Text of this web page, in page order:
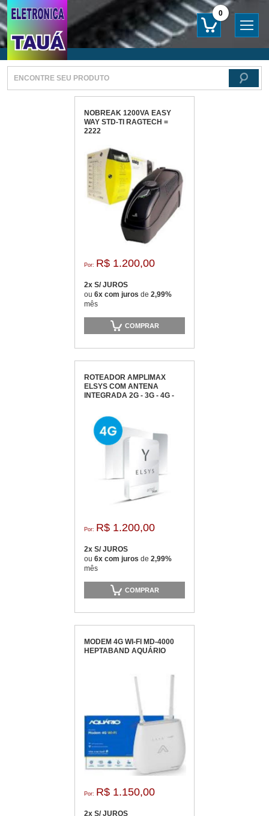
0
NOBREAK 1200VA EASY
WAY STD-TI RAGTECH =
2222
Por: R$ 1.200,00
2x S/ JUROS
ou 6x com juros de 2,99%
mês
COMPRAR
ROTEADOR AMPLIMAX
ELSYS COM ANTENA
INTEGRADA 2G - 3G - 4G -
Por: R$ 1.200,00
2x S/ JUROS
ou 6x com juros de 2,99%
mês
COMPRAR
MODEM 4G WI-FI MD-4000
HEPTABAND AQUÁRIO
Por: R$ 1.150,00
2x S/ JUROS